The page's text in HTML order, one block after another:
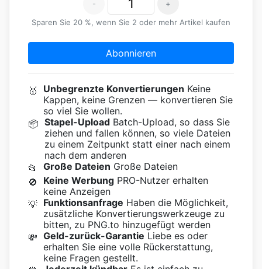
-
+
Sparen Sie 20 %, wenn Sie 2 oder mehr Artikel kaufen
Abonnieren
🥇 Unbegrenzte Konvertierungen Keine
Kappen, keine Grenzen — konvertieren Sie
so viel Sie wollen.
📦 Stapel-Upload Batch-Upload, so dass Sie
ziehen und fallen können, so viele Dateien
zu einem Zeitpunkt statt einer nach einem
nach dem anderen
📂
Große Dateien Große Dateien
🚫
Keine Werbung PRO-Nutzer erhalten
keine Anzeigen
💡 Funktionsanfrage Haben die Möglichkeit,
zusätzliche Konvertierungswerkzeuge zu
bitten, zu PNG.to hinzugefügt werden
💸 Geld-zurück-Garantie Liebe es oder
erhalten Sie eine volle Rückerstattung,
keine Fragen gestellt.